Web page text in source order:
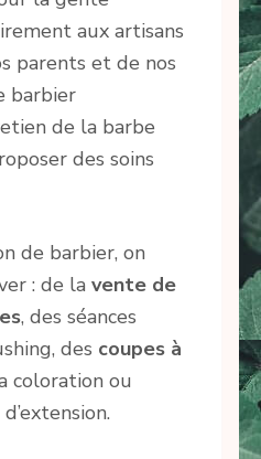
aux artisans
parents et de nos
barbier
de la barbe
des soins
de barbier, on
: de la vente de
, des séances
des coupes à
coloration ou